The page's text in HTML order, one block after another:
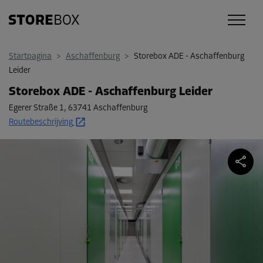
Startpagina > Aschaffenburg > Storebox ADE - Aschaffenburg
Leider
Storebox ADE - Aschaffenburg Leider
Egerer Straße 1, 63741 Aschaffenburg
Routebeschrijving